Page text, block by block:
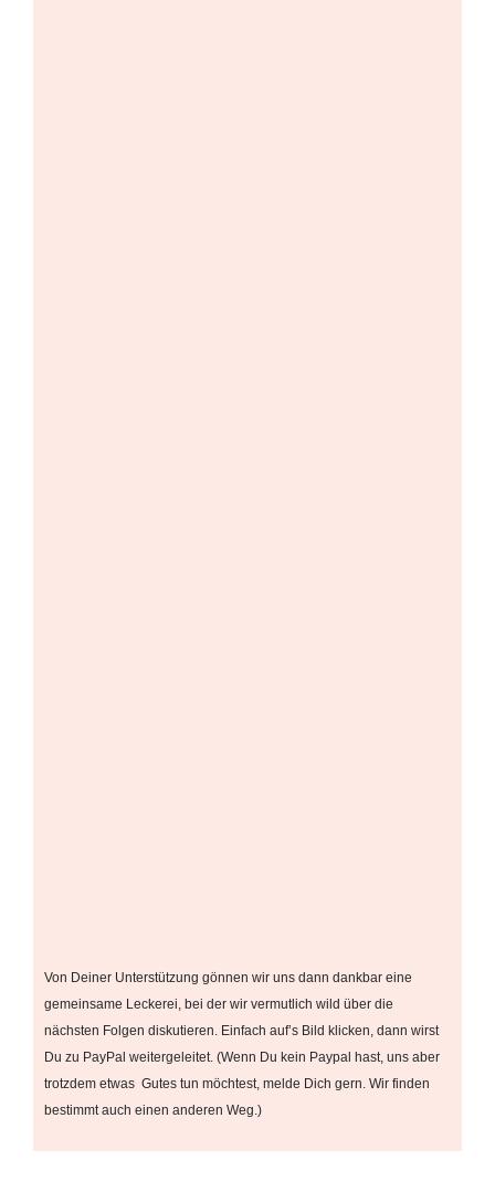
Von Deiner Unterstützung gönnen wir uns dann dankbar eine
gemeinsame Leckerei, bei der wir vermutlich wild über die
nächsten Folgen diskutieren. Einfach auf’s Bild klicken, dann wirst
Du zu PayPal weitergeleitet. (Wenn Du kein Paypal hast, uns aber
trotzdem etwas Gutes tun möchtest, melde Dich gern. Wir finden
bestimmt auch einen anderen Weg.)